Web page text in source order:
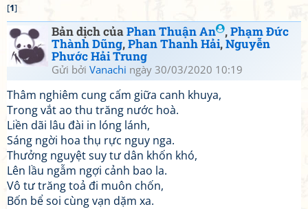
[1]
Bản dịch củaPhan Thuận An ,Phạm Đức
Thành Dũng,Phan Thanh Hải,Nguyễn
Phước Hải Trung
Gửi bởi Vanachi ngày 30/03/2020 10:19
Thâm nghiêm cung cấm giữa canh khuya,
Trong vắt ao thu trăng nước hoà.
Liền dãi lâu đài in lóng lánh,
Sáng ngời hoa thụ rực nguy nga.
Thưởng nguyệt suy tư dân khốn khó,
Lên lầu ngẫm ngợi cảnh bao la.
Vô tư trăng toả đi muôn chốn,
Bốn bể soi cùng vạn dặm xa.